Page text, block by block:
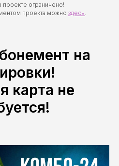
проекте ограничено!
проекта можно здесь
на
карта не